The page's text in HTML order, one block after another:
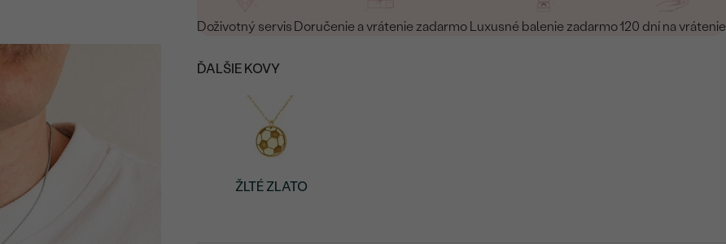
Doživotný servis Doručenie a vrátenie zadarmo Luxusné balenie zadarmo120 dní na vrátenie
ĎALŠIE KOVY
ŽLTÉ ZLATO